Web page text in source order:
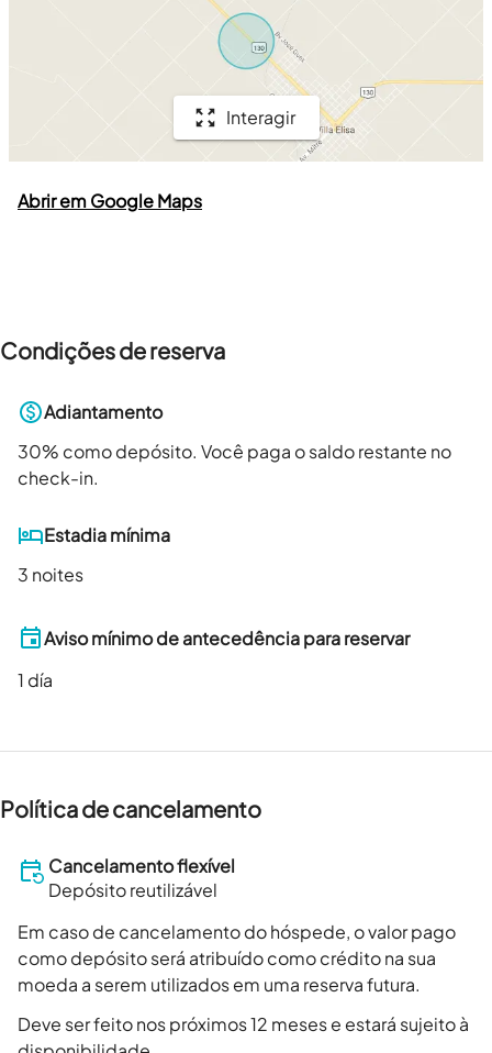
Interagir
Abrir em Google Maps
Condições de reserva
Adiantamento
30% como depósito. Você paga o saldo restante no
check-in.
Estadia mínima
3 noites
Aviso mínimo de antecedência para reservar
1 día
Política de cancelamento
Cancelamento flexível
Depósito reutilizável
Em caso de cancelamento do hóspede, o valor pago
como depósito será atribuído como crédito na sua
moeda a serem utilizados em uma reserva futura.
Deve ser feito nos próximos 12 meses e estará sujeito à